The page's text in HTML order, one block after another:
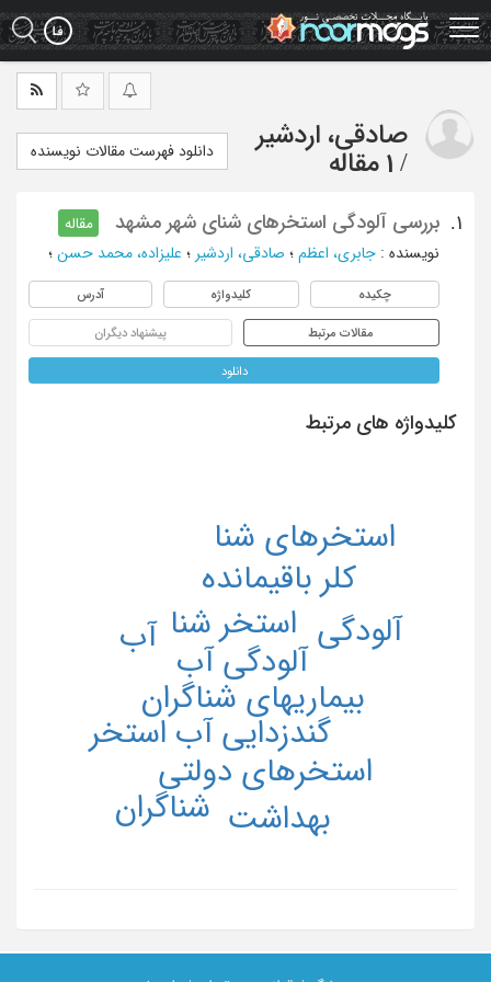
Skip
to
main
صادقی، اردشیر
/ 1 مقاله دانلود فهرست مقالات نویسنده
1. بررسی آلودگی استخرهای شنای شهر مشهد
مقاله
نویسنده : جابری، اعظم ؛ صادقی، اردشیر ؛ علیزاده، محمد حسن ؛
چکیده کلیدواژه آدرس
مقالات مرتبط پیشنهاد دیگران
دانلود
کلیدواژه های مرتبط
آلودگی آب
استخر شنا
بیماریهای شناگران
گندزدایی آب استخر
کلر باقیمانده
آب
آلودگی
استخرهای دولتی
استخرهای شنا
بهداشت شناگران